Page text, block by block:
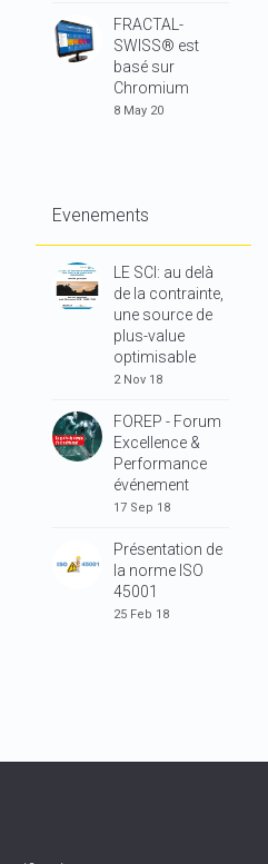
FRACTAL-
SWISS® est
basé sur
Chromium
8 May 20
Evenements
LE SCI: au delà
de la contrainte,
une source de
plus-value
optimisable
2 Nov 18
FOREP - Forum
Excellence &
Performance
événement
17 Sep 18
Présentation de
la norme ISO
45001
25 Feb 18